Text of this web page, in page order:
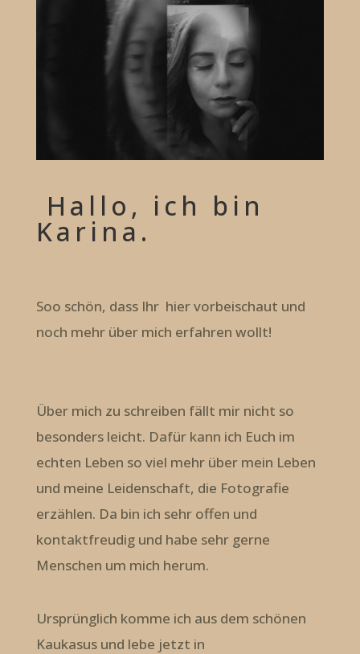
Hallo, ich bin
Karina.
Soo schön, dass Ihr hier vorbeischaut und
noch mehr über mich erfahren wollt!
Über mich zu schreiben fällt mir nicht so
besonders leicht. Dafür kann ich Euch im
echten Leben so viel mehr über mein Leben
und meine Leidenschaft, die Fotografie
erzählen. Da bin ich sehr offen und
kontaktfreudig und habe sehr gerne
Menschen um mich herum.
Ursprünglich komme ich aus dem schönen
Kaukasus und lebe jetzt in